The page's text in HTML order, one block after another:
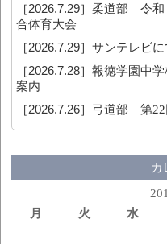
［2026.7.29］柔道部 令和
合体育大会
［2026.7.29］サンテレビ
［2026.7.28］報徳学園中
案内
［2026.7.26］ 弓道部 第22
カ
月
火 水